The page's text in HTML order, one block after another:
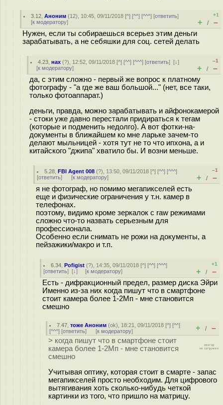
3.12 ,Аноним (12), 10:45, 09/11/2018 [^] [^^] [^^^] [ответить]
[к модератору]
+1
+ / –
Нужен, если ты собираешься всерьез этим деньги
зарабатывать, а не себяшки для соц. сетей делать
4.23 ,нах (?), 12:52, 09/11/2018 [^] [^^] [^^^] [ответить][↓]
[к модератору]
–1
+ / –
да, с этим сложно - первый же вопрос к платному
фотографу - "а где же ваш большой..." (нет, все таки,
только фотоаппарат.)
деньги, правда, можно зарабатывать и айфонокамерой
- стоки уже давно перестали придираться к тегам
(которые и подменить недолго). А вот фотки-на-
документы в ближайшем ко мне ларьке зачем-то
делают мыльницей - хотя тут не то что ипхона, а и
китайского "джипа" хватило бы. И возни меньше.
5.28 ,FBI Agent 008 (?), 13:50, 09/11/2018 [^] [^^] [^^^]
[ответить] [к модератору]
–1
+ / –
я не фотограф, но помимо мегапикселей есть
еще и физические ограничения у т.н. камер в
телефонах.
поэтому, видимо кроме зеркалок с raw режимами
сложно что-то назвать серьезным для
профессионала.
Особенно если снимать не рожи на документы, а
пейзажики/макро и т.п.
6.34 ,Pofigist (?), 14:35, 09/11/2018 [^] [^^] [^^^]
[ответить] [↓] [к модератору]
+1
+ / –
Есть - дифракционный предел, размер диска Эйри
Именно из-за них когда пишут что в смартфоне
стоит камера более 1-2Мп - мне становится
смешно
7.47 ,тоже Аноним (ok), 18:21, 09/11/2018 [^] [^^]
[^^^] [ответить] [к модератору] + / –
> когда пишут что в смартфоне стоит
камера более 1-2Мп - мне становится
смешно
Учитывая оптику, которая стоит в смарте - запас
мегапикселей просто необходим. Для цифрового
вытягивания хоть сколько-нибудь четкой
картинки из того, что пришло на матрицу.